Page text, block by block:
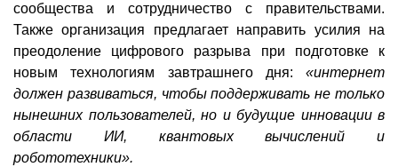
сообщества и сотрудничество с правительствами.
Также организация предлагает направить усилия на
преодоление цифрового разрыва при подготовке к
новым технологиям завтрашнего дня: «интернет
должен развиваться, чтобы поддерживать не только
нынешних пользователей, но и будущие инновации в
области ИИ, квантовых вычислений и
робототехники».